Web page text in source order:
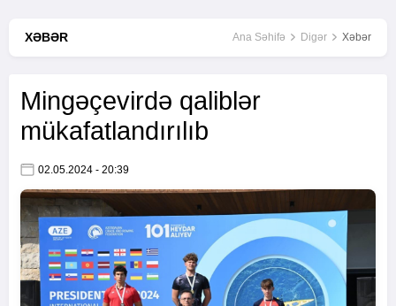
XƏBƏR Ana Səhifə Digər Xəbər
Mingəçevirdə qaliblər
mükafatlandırılıb
02.05.2024 - 20:39